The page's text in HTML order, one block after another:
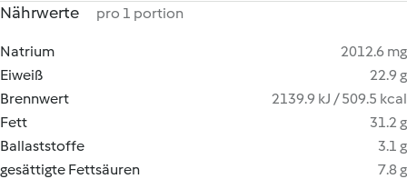
Nährwerte pro 1 portion
Natrium
2012.6 mg
Eiweiß
22.9 g
Brennwert
2139.9 kJ / 509.5 kcal
Fett
31.2 g
Ballaststoffe
3.1 g
gesättigte Fettsäuren
7.8 g